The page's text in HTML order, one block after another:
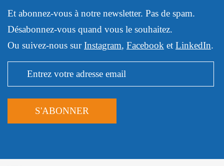
Et abonnez-vous à notre newsletter. Pas de spam.
Désabonnez-vous quand vous le souhaitez.
Ou suivez-nous surInstagram, Facebook et LinkedIn.